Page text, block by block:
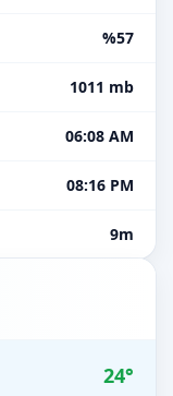
%57
1011 mb
06:08 AM
08:16 PM
9m
24°